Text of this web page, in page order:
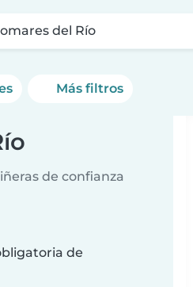
del Río
Más filtros
de confianza
de